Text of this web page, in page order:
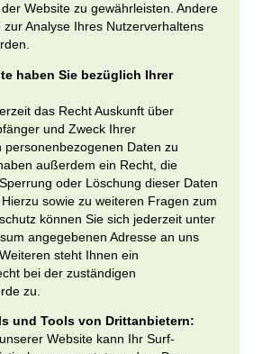
Website zu gewährleisten. Andere
zur Analyse Ihres Nutzerverhaltens
haben Sie bezüglich Ihrer
das Recht Auskunft über
und Zweck Ihrer
personenbezogenen Daten zu
außerdem ein Recht, die
oder Löschung dieser Daten
sowie zu weiteren Fragen zum
können Sie sich jederzeit unter
angegebenen Adresse an uns
steht Ihnen ein
bei der zuständigen
zu.
und Tools von Drittanbietern:
Website kann Ihr Surf-